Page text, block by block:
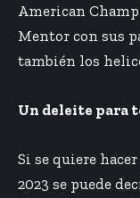
American
Mentor con sus
también los
Un deleite para
Si se quiere
2023 se puede